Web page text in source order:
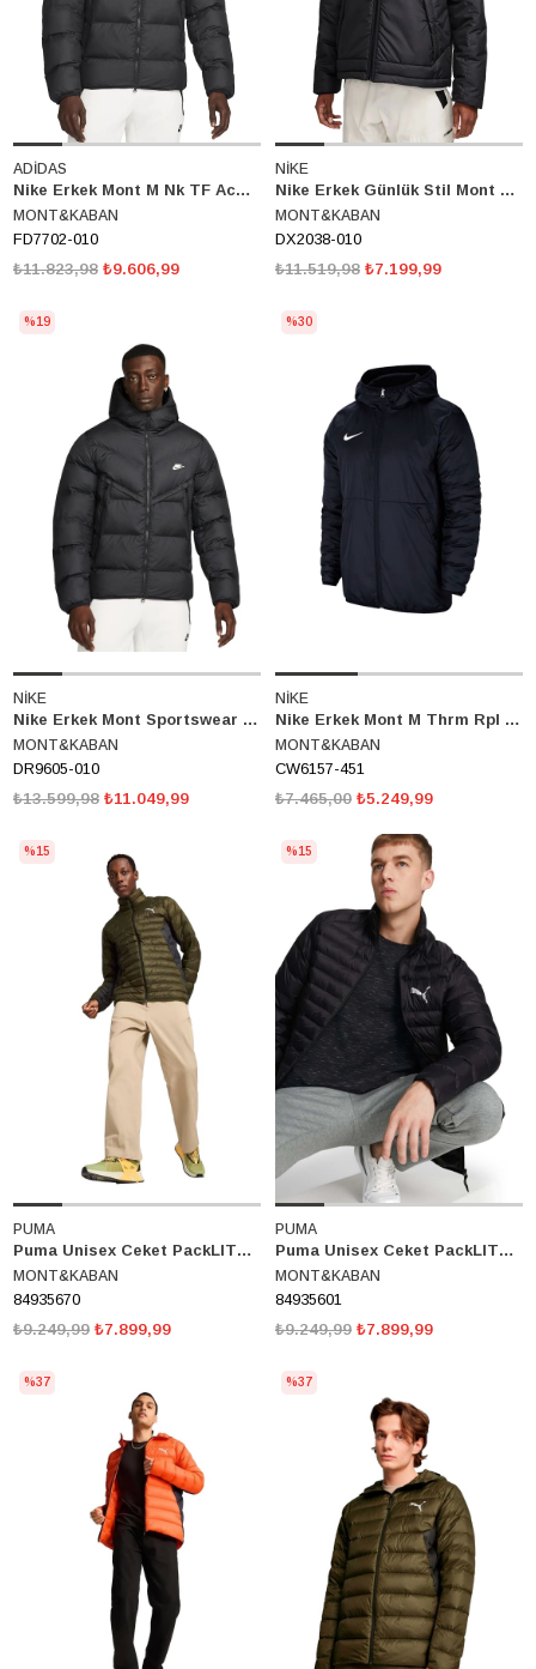
ADİDAS
Nike Erkek Mont M Nk TF Acdpr24 Fall Jacket FD7702-010
MONT&KABAN
FD7702-010
₺9.606,99
₺11.823,98
NİKE
Nike Erkek Günlük Stil Mont M Nsw Tf Rpl Legacy Hd Jkt DX2038-010
MONT&KABAN
DX2038-010
₺7.199,99
₺11.519,98
NİKE
Nike Erkek Mont Sportswear StorM-Fit Windrunner Prımaloft Dr9605-010
MONT&KABAN
DR9605-010
₺11.049,99
₺13.599,98
%19
NİKE
Nike Erkek Mont M Thrm Rpl Park20 Fall Jkt Cw6157-451
MONT&KABAN
CW6157-451
₺5.249,99
₺7.465,00
%30
PUMA
Puma Unisex Ceket PackLITE Jacket 84935670
MONT&KABAN
84935670
₺7.899,99
₺9.249,99
%15
PUMA
Puma Unisex Ceket PackLITE Jacket 84935601
MONT&KABAN
84935601
₺7.899,99
₺9.249,99
%15
%37 %37